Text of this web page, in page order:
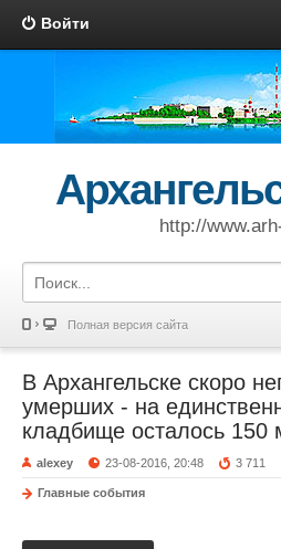
Войти
http://
Полная версия сайта
В Архангельске скоро
умерших - на
кладбище осталось 150
alexey 23-08-2016, 20:48 3 711
Главные события